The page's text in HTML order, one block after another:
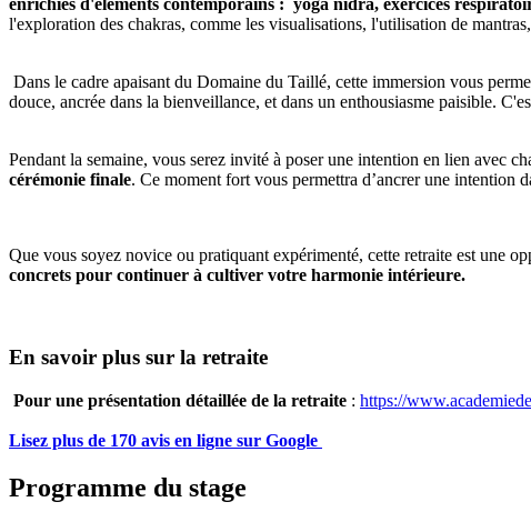
l'exploration des chakras, comme les visualisations, l'utilisation de
Dans le cadre apaisant du Domaine du Taillé, cette immersion vous
douce, ancrée dans la bienveillance, et dans un enthousiasme paisible.
Pendant la semaine, vous serez invité à poser une intention en lien avec
cérémonie finale. Ce moment fort vous permettra d’ancrer une intention
Que vous soyez novice ou pratiquant expérimenté, cette retraite est une
concrets pour continuer à cultiver votre harmonie intérieure.
En savoir plus sur la retraite
Pour une présentation détaillée de la retraite : https://
Lisez plus de 170 avis en ligne sur Google
Programme du stage